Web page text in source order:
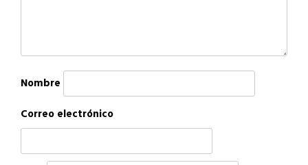
Nombre
Correo electrónico